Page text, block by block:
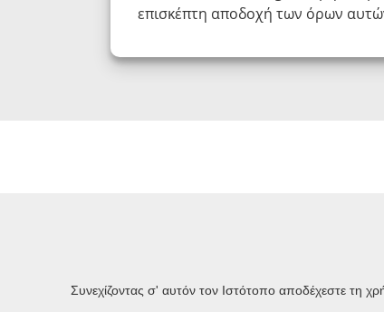
επισκέπτη αποδοχή των όρων
Σύλλογος Ελλήνων Μηχανικών Πολεοδομίας, Χωροταξίας
Συνεχίζοντας σ' αυτόν τον Ιστότοπο αποδέχεστε τη